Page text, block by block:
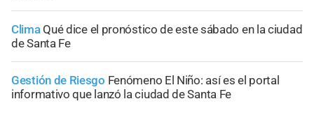
Clima Qué dice el pronóstico de este sábado en la ciudad
de Santa Fe
Gestión de Riesgo Fenómeno El Niño: así es el portal
informativo que lanzó la ciudad de Santa Fe